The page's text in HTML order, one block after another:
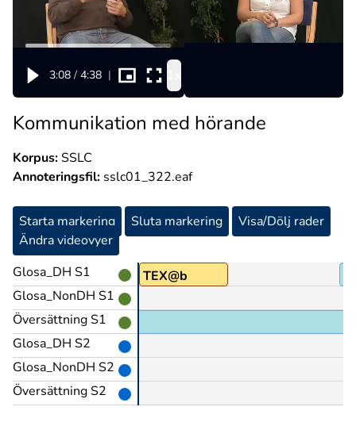
3:08 / 4:38 |
Kommunikation med hörande
Korpus:SSLC
Annoteringsfil: sslc01_322.eaf
Starta markering Sluta markering
Visa/Dölj rader
Ändra videovyer
Glosa_DH S1
Glosa_NonDH S1
Översättning S1
Glosa_DH S2
Glosa_NonDH S2
Översättning S2
OCH TEX@b